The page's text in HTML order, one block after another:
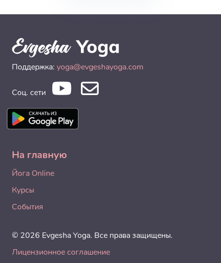
Поддержка: yoga@evgeshayoga.com
Соц. сети
На главную
Йога Online
Курсы
События
© 2026 Evgesha Yoga. Все права защищены.
Лицензионное соглашение